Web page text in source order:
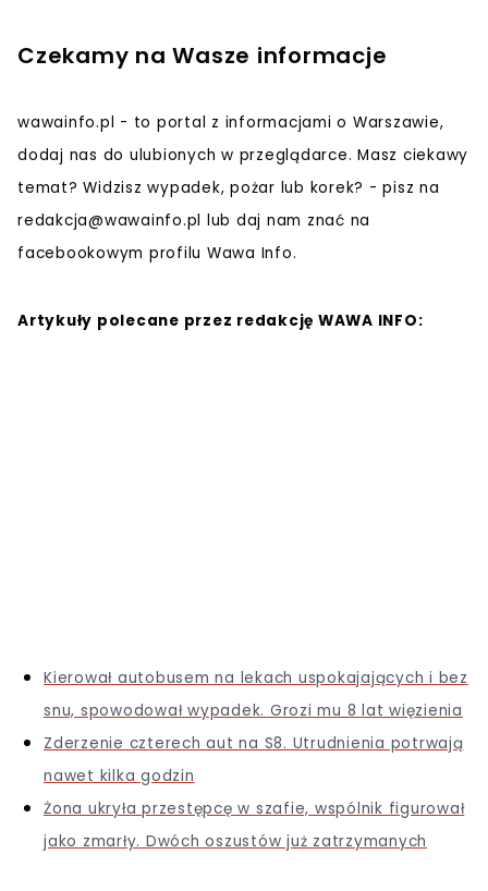
Czekamy na Wasze informacje
wawainfo.pl - to portal z informacjami o Warszawie,
dodaj nas do ulubionych w przeglądarce. Masz ciekawy
temat? Widzisz wypadek, pożar lub korek? - pisz na
redakcja@wawainfo.pl lub daj nam znać na
facebookowym profilu Wawa Info.
Artykuły polecane przez redakcję WAWA INFO:
Kierował autobusem na lekach uspokajających i bez
snu, spowodował wypadek. Grozi mu 8 lat więzienia
Zderzenie czterech aut na S8. Utrudnienia potrwają
nawet kilka godzin
Żona ukryła przestępcę w szafie, wspólnik figurował
jako zmarły. Dwóch oszustów już zatrzymanych